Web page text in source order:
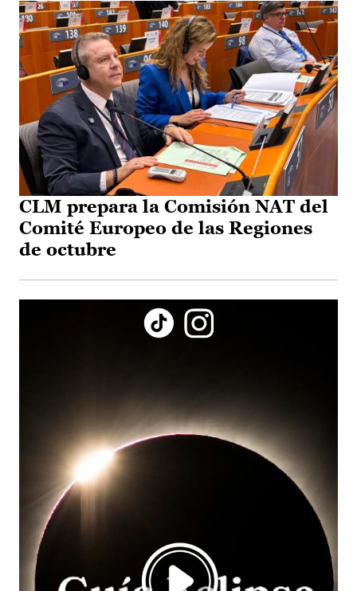
CLM prepara la Comisión NAT del
Comité Europeo de las Regiones
de octubre